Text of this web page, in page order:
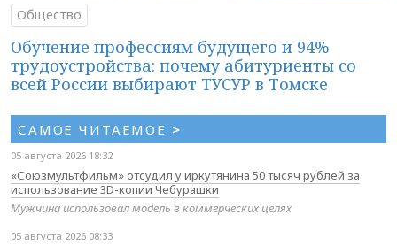
Общество
Обучение профессиям будущего и 94%
трудоустройства: почему абитуриенты со
всей России выбирают ТУСУР в Томске
САМОЕ ЧИТАЕМОЕ >
05 августа 2026 18:32
«Союзмультфильм» отсудил у иркутянина 50 тысяч рублей за
использование 3D-копии Чебурашки
Мужчина использовал модель в коммерческих целях
05 августа 2026 08:33